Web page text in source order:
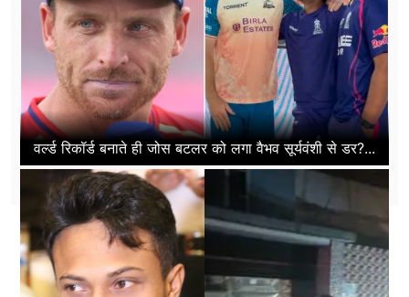
वर्ल्ड रिकॉर्ड बनाते ही जोस बटलर को लगा वैभव सूर्यवंशी से डर?...